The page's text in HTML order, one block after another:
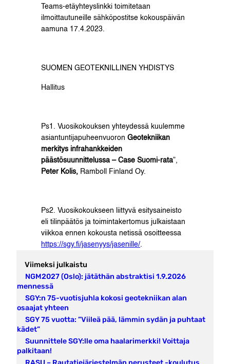
Teams-etäyhteyslinkki toimitetaan
ilmoittautuneille sähköpostitse kokouspäivän
aamuna 17.4.2023.
SUOMEN GEOTEKNILLINEN YHDISTYS
Hallitus
Ps1. Vuosikokouksen yhteydessä kuulemme
asiantuntijapuheenvuoron Geotekniikan
merkitys infrahankkeiden
päästösuunnittelussa – Case Suomi-rata”,
Peter Kolis, Ramboll Finland Oy.
Ps2. Vuosikokoukseen liittyvä esitysaineisto
eli tilinpäätös ja toimintakertomus julkaistaan
viikkoa ennen kokousta netissä osoitteessa
https://sgy.fi/jasenyys/jasenille/.
Viimeksi julkaistu
NGM2027 (Oslo): jätäthän abstraktisi 1.9.2026
mennessä
SGY:n 75-vuotisjuhla kokosi geotekniikan alan
osaajat yhteen
SGY 75 vuotta: ”Viileä pää, lämmin sydän ja puhtaat
kädet”
Suunnittele SGY:lle oma haalarimerkki! Voittaja
palkitaan!